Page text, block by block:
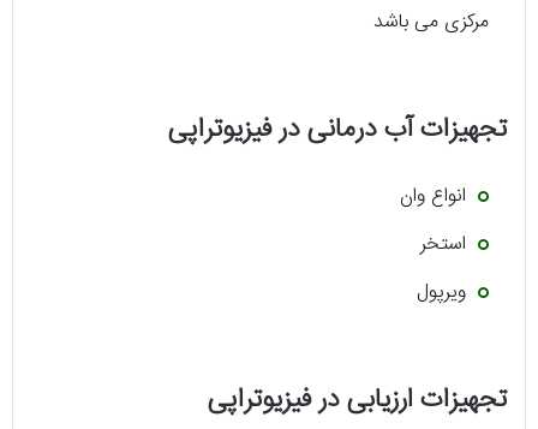
مرکزی می باشد
تجهیزات آب درمانی در فیزیوتراپی
انواع وان
استخر
ویرپول
تجهیزات ارزیابی در فیزیوتراپی